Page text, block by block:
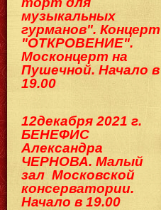
музыкальных
гурманов". Концерт
"ОТКРОВЕНИЕ".
Москонцерт на
Пушечной. Начало в
19.00
12декабря 2021 г.
БЕНЕФИС
Александра
ЧЕРНОВА. Малый
зал Московской
консерватории.
Начало в 19.00